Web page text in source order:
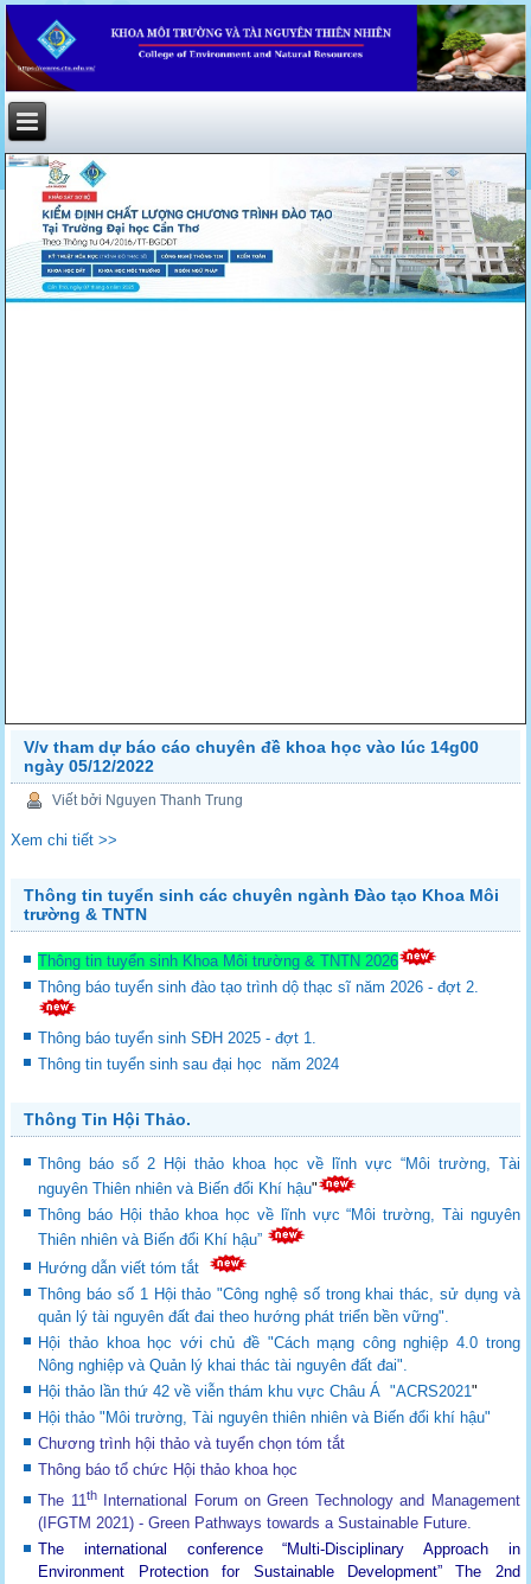
V/v tham dự báo cáo chuyên đề khoa học vào lúc 14g00
ngày 05/12/2022
Viết bởi Nguyen Thanh Trung
Xem chi tiết >>
Thông tin tuyển sinh các chuyên ngành Đào tạo Khoa Môi
trường & TNTN
Thông tin tuyển sinh Khoa Môi trường & TNTN 2026
Thông báo tuyển sinh đào tạo trình dộ thạc sĩ năm 2026 - đợt 2.
Thông báo tuyển sinh SĐH 2025 - đợt 1.
Thông tin tuyển sinh sau đại học năm 2024
Thông Tin Hội Thảo.
Thông báo số 2 Hội thảo khoa học về lĩnh vực “Môi trường, Tài
nguyên Thiên nhiên và Biến đổi Khí hậu"
Thông báo Hội thảo khoa học về lĩnh vực “Môi trường, Tài nguyên
Thiên nhiên và Biến đổi Khí hậu”
Hướng dẫn viết tóm tắt
Thông báo số 1 Hội thảo "Công nghệ số trong khai thác, sử dụng và
quản lý tài nguyên đất đai theo hướng phát triển bền vững".
Hội thảo khoa học với chủ đề "Cách mạng công nghiệp 4.0 trong
Nông nghiệp và Quản lý khai thác tài nguyên đất đai".
Hội thảo lần thứ 42 về viễn thám khu vực Châu Á "ACRS2021"
Hội thảo "Môi trường, Tài nguyên thiên nhiên và Biến đổi khí hậu"
Chương trình hội thảo và tuyển chọn tóm tắt
Thông báo tổ chức Hội thảo khoa học
The 11thInternational Forum on Green Technology and Management
(IFGTM 2021) - Green Pathways towards a Sustainable Future.
The international conference “Multi-Disciplinary Approach in
Environment Protection for Sustainable Development”The 2nd